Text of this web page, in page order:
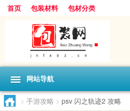
首页 包装材料 包材分类
网站导航
> 手游攻略 > psv 闪之轨迹2 攻略